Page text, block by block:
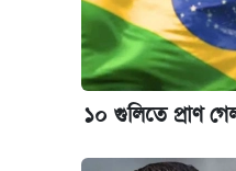
১০ গুলিতে প্রাণ